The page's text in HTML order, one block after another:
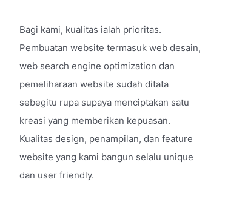
Bagi kami, kualitas ialah prioritas.
Pembuatan website termasuk web desain,
web search engine optimization dan
pemeliharaan website sudah ditata
sebegitu rupa supaya menciptakan satu
kreasi yang memberikan kepuasan.
Kualitas design, penampilan, dan feature
website yang kami bangun selalu unique
dan user friendly.